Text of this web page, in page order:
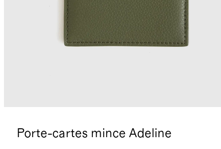
Porte-cartes mince Adeline